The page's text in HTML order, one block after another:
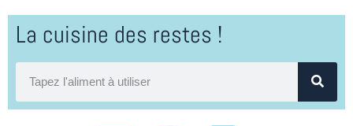
La cuisine des restes !